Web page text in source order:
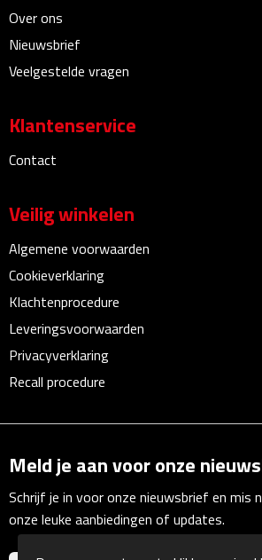
Boekenleggers
Gummen
Magneten
Muismatten
Pennen etui's
Pennenhouders
Puntenslijpers
Document- & Schrijfmappen
Documentmappen
Over ons
Nieuwsbrief
Veelgestelde vragen
Klantenservice
Contact
Veilig winkelen
Algemene voorwaarden
Cookieverklaring
Klachtenprocedure
Leveringsvoorwaarden
Privacyverklaring
Recall procedure
Meld je aan voor onze
Schrijf je in voor onze nieuwsbrief en mis
onze leuke aanbiedingen of updates.